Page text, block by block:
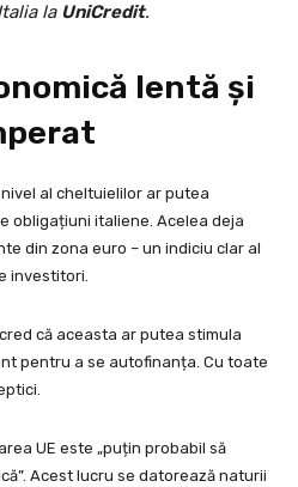
la UniCredit.
lentă și
al cheltuielilor ar putea
obligațiuni italiene. Acelea deja
din zona euro – un indiciu clar al
investitori.
că aceasta ar putea stimula
pentru a se autofinanța. Cu toate
UE este „puțin probabil să
Acest lucru se datorează naturii